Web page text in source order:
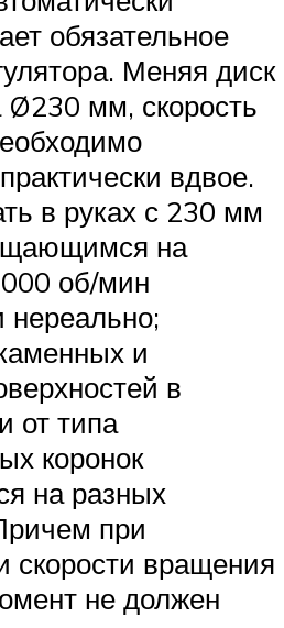
обязательное
Меняя диск
мм, скорость
вдвое.
в руках с 230 мм
на
об/мин
нереально;
и
в
от типа
коронок
на разных
при
скорости вращения
не должен